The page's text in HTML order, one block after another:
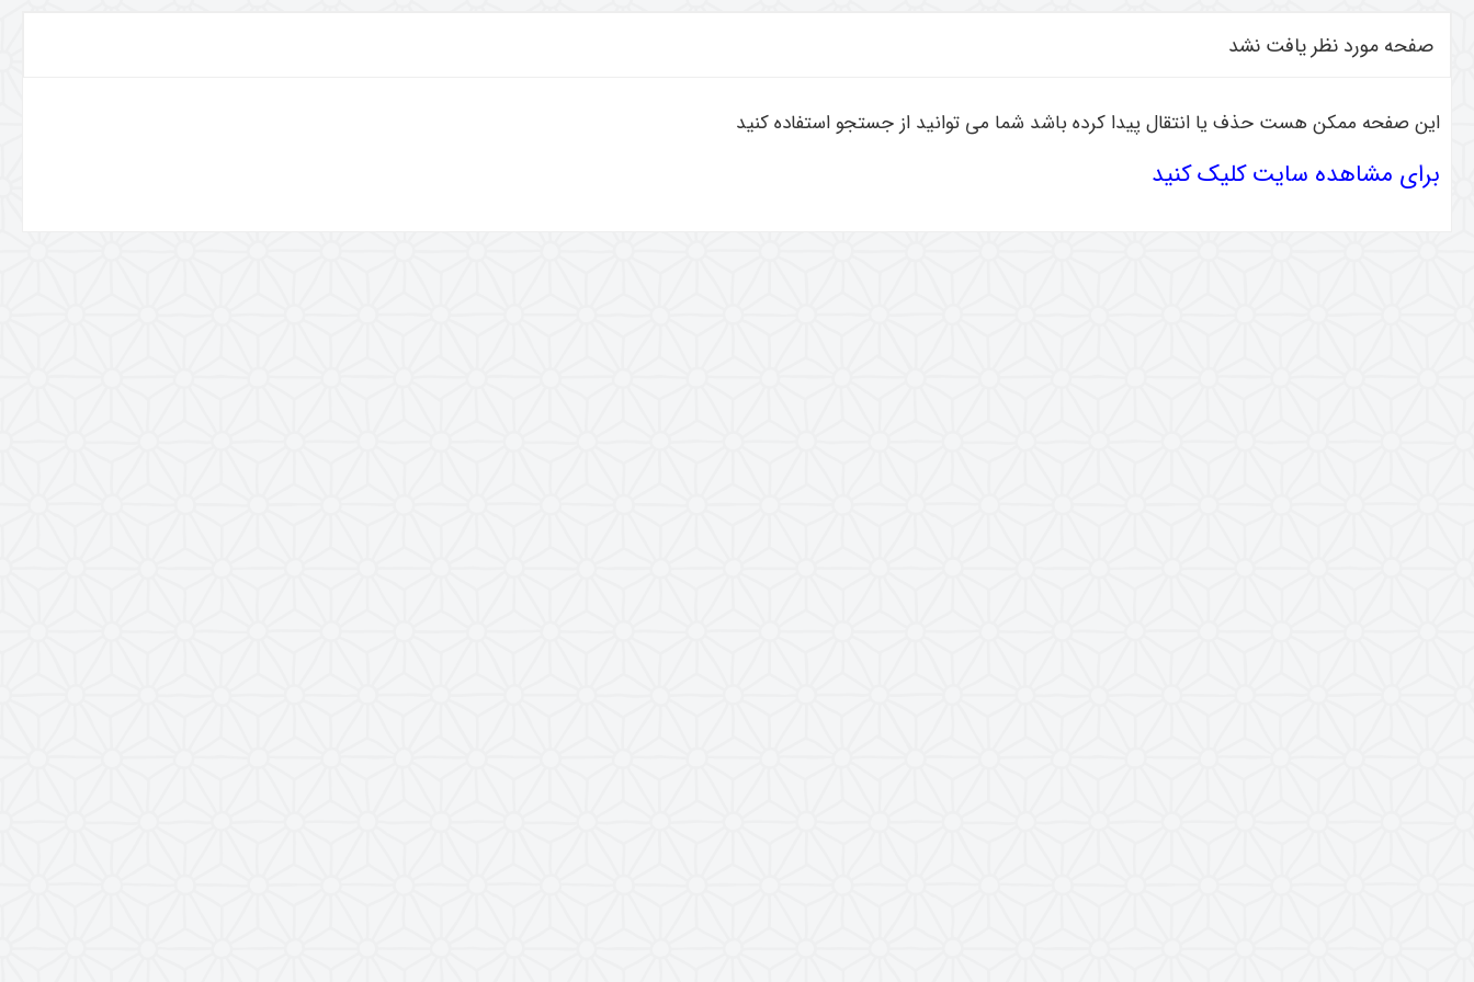
صفحه مورد نظر یافت نشد
این صفحه ممکن هست حذف یا انتقال پیدا کرده باشد شما می توانید از جستجو استفاده کنید
برای مشاهده سایت کلیک کنید